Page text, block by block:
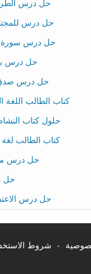
حل درس
حل درس
حل درس سورة الواقعة 57-74 تربية
حل درس
حل درس صدق
كتاب الطالب اللغة
حلول كتاب
كتاب الطالب لغة
حل درس
حل
حل درس
- شروط